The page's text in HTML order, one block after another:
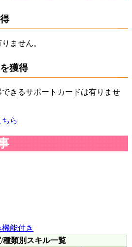
ません。
獲得
きるサポートカードは有りませ
ら
能付き
種類別スキル一覧